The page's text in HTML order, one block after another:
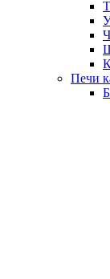
Печи